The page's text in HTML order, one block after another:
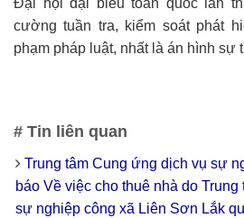
cường tuần tra, kiểm soát phát
phạm pháp luật, nhất là án hình sự
# Tin liên quan
Trung tâm Cung ứng dịch vụ sự
báo Về việc cho thuê nhà do
sự nghiệp công xã Liên Sơn Lắk